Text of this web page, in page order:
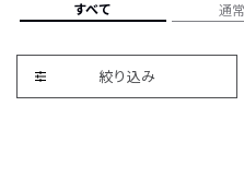
すべて 通
絞り込み